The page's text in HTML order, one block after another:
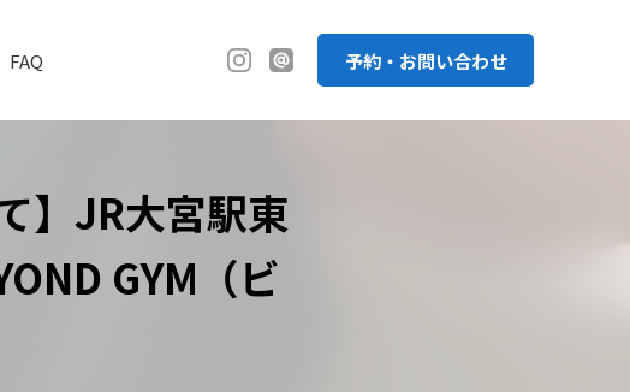
FAQ 予約・お問い合わせ
】JR大宮駅東
GYM（ビ